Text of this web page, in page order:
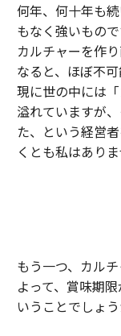
何年、何十年も
もなく強いもの
カルチャーを作
なると、ほぼ不
現に世の中には
溢れていますが
た、という経営
くとも私はありま
もう一つ、カル
よって、賞味期
いうことでしょう